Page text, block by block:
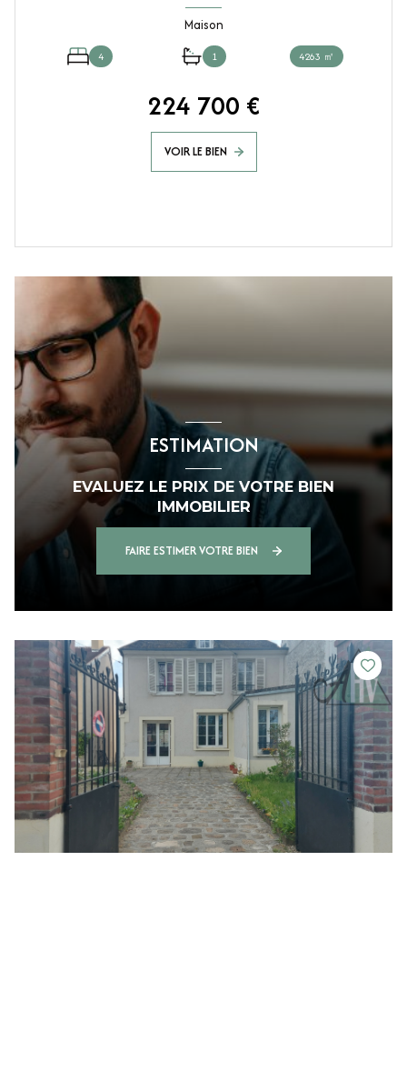
Maison
4 1 4263 ㎡
224 700 €
VOIR LE BIEN
ESTIMATION
EVALUEZ LE PRIX DE VOTRE BIEN
IMMOBILIER
FAIRE ESTIMER VOTRE BIEN